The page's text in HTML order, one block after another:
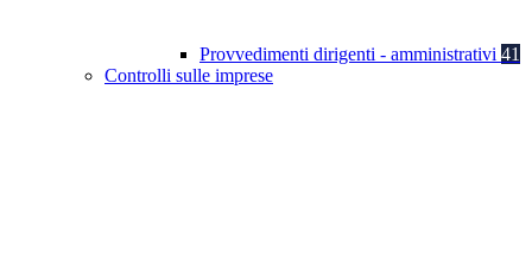
Provvedimenti dirigenti - amministrativi 41
Controlli sulle imprese